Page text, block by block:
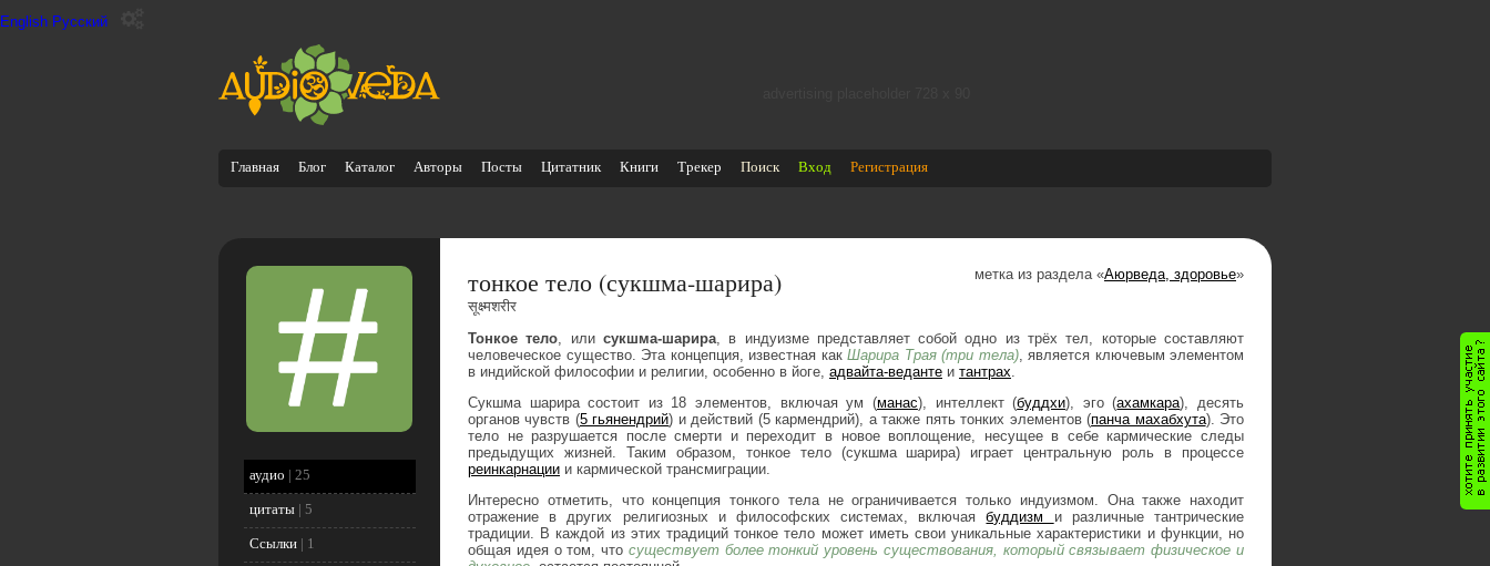
English Русский
Главная Блог Каталог Авторы Посты Цитатник Книги Трекер Поиск Вход Регистрация
аудио | 25
цитаты| 5
Ссылки| 1
тонкое тело (сукшма-шарира)
सूक्ष्मशरीर
Тонкое тело, или сукшма-шарира, в индуизме представляет собой одно из трёх тел, которые составляют
человеческое существо. Эта концепция, известная как Шарира Трая (три тела), является ключевым элементом
в индийской философии и религии, особенно в йоге, адвайта-веданте и тантрах.
Сукшма шарира состоит из 18 элементов, включая ум (манас), интеллект (буддхи), эго (ахамкара), десять
органов чувств (5 гьянендрий) и действий (5 кармендрий), а также пять тонких элементов (панча махабхута). Это
тело не разрушается после смерти и переходит в новое воплощение, несущее в себе кармические следы
предыдущих жизней. Таким образом, тонкое тело (сукшма шарира) играет центральную роль в процессе
реинкарнации и кармической трансмиграции.
Интересно отметить, что концепция тонкого тела не ограничивается только индуизмом. Она также находит
отражение в других религиозных и философских системах, включаябуддизм и различные тантрические
традиции. В каждой из этих традиций тонкое тело может иметь свои уникальные характеристики и функции, но
общая идея о том, что существует более тонкий уровень существования, который связывает физическое и
метка из раздела «Аюрведа, здоровье»